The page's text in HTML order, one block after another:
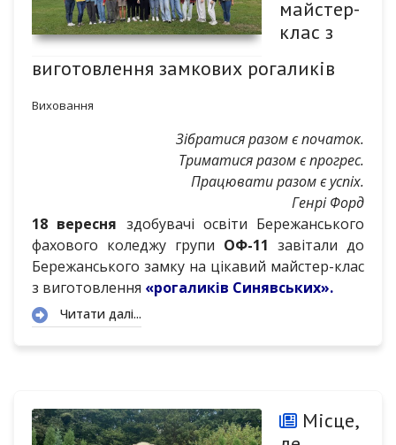
майстер-
клас з
виготовлення замкових рогаликів
Виховання
Зібратися разом є початок.
Триматися разом є прогрес.
Працювати разом є успіх.
Генрі Форд
18 вересня здобувачі освіти Бережанського
фахового коледжу групи ОФ-11 завітали до
Бережанського замку на цікавий майстер-клас
з виготовлення «рогаликів Синявських».
Читати далі...
Місце,